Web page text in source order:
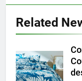
Related